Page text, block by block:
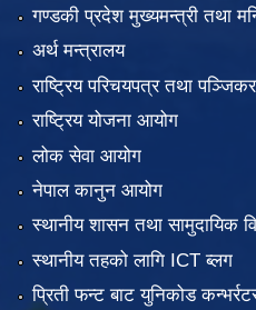
गण्डकी प्रदेश मुख्यमन्त्री तथा
अर्थ मन्त्रालय
राष्ट्रिय परिचयपत्र तथा
राष्ट्रिय योजना आयोग
लोक सेवा आयोग
नेपाल कानुन आयोग
स्थानीय शासन तथा सामुदायिक
स्थानीय तहको लागि ICT ब्लग
प्रिती फन्ट बाट युनिकोड